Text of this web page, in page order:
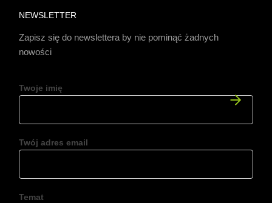
NEWSLETTER
Zapisz się do newslettera by nie pominąć żadnych
nowości
Twoje imię
Twój adres email
Temat